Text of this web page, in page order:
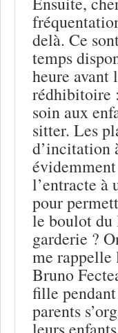
delà. Ce
temps
heure avant
rédhibitoire
soin aux
sitter. Les
d’incitation
l’entracte à
pour
le boulot du
garderie ?
me rappelle
Bruno
fille
parents